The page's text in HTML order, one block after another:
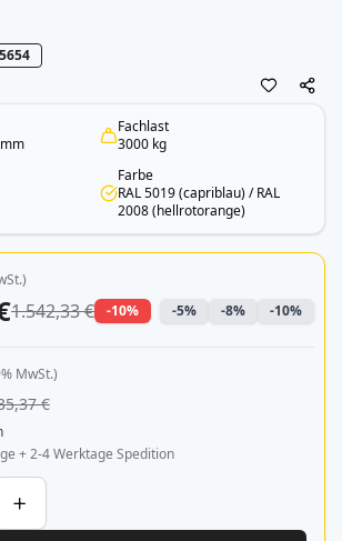
Fachlast
3000 kg
Farbe
RAL 5019 (capriblau) / RAL
2008 (hellrotorange)
1.542,33 € -10% -5% -8% -10%
MwSt.)
€
+ 2-4 Werktage Spedition